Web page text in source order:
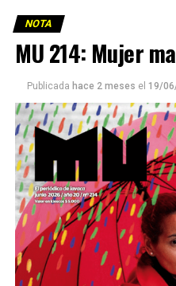
Este número 215 de MU
podría ser una frase:
Sin
Descargar la Mu en
NOTA
MU 214: Mujer
Publicada hace 2 meses el 19/